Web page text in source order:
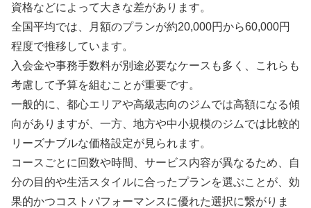
資格などによって大きな差があります。
全国平均では、月額のプランが約20,000円から60,000円
程度で推移しています。
入会金や事務手数料が別途必要なケースも多く、これらも
考慮して予算を組むことが重要です。
一般的に、都心エリアや高級志向のジムでは高額になる傾
向がありますが、一方、地方や中小規模のジムでは比較的
リーズナブルな価格設定が見られます。
コースごとに回数や時間、サービス内容が異なるため、自
分の目的や生活スタイルに合ったプランを選ぶことが、効
果的かつコストパフォーマンスに優れた選択に繋がりま